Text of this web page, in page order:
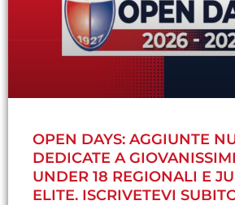
OPEN DAYS: AGGIUNTE
DEDICATE A
UNDER 18 REGIONALI E
ELITE. ISCRIVETEVI